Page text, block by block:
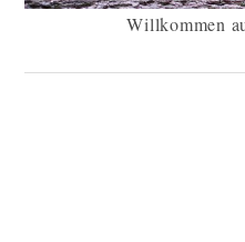
Willkommen